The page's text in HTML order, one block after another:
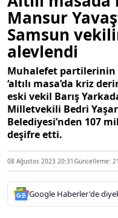
Mansur
Samsun
alevlendi
Muhalefet partilerinin
‘altılı masa’da kriz
eski vekil Barış
Milletvekili Bedri
Belediyesi’nden 107
deşifre etti.
08 Ağustos 2023 20:31 Güncelleme:
Google Haberler'de